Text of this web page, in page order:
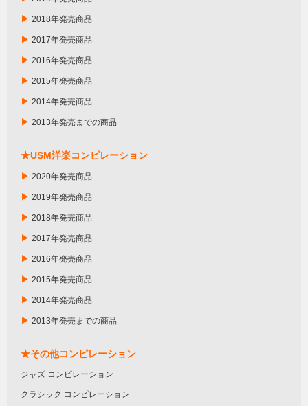
▶ 2018年発売商品
▶ 2017年発売商品
▶ 2016年発売商品
▶ 2015年発売商品
▶ 2014年発売商品
▶ 2013年発売までの商品
★USM洋楽コンピレーション
▶ 2020年発売商品
▶ 2019年発売商品
▶ 2018年発売商品
▶ 2017年発売商品
▶ 2016年発売商品
▶ 2015年発売商品
▶ 2014年発売商品
▶ 2013年発売までの商品
★その他コンピレーション
ジャズ コンピレーション
クラシック コンピレーション